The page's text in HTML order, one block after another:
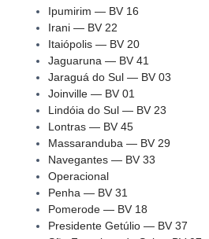
Ipumirim — BV 16
Irani — BV 22
Itaiópolis — BV 20
Jaguaruna — BV 41
Jaraguá do Sul — BV 03
Joinville — BV 01
Lindóia do Sul — BV 23
Lontras — BV 45
Massaranduba — BV 29
Navegantes — BV 33
Operacional
Penha — BV 31
Pomerode — BV 18
Presidente Getúlio — BV 37